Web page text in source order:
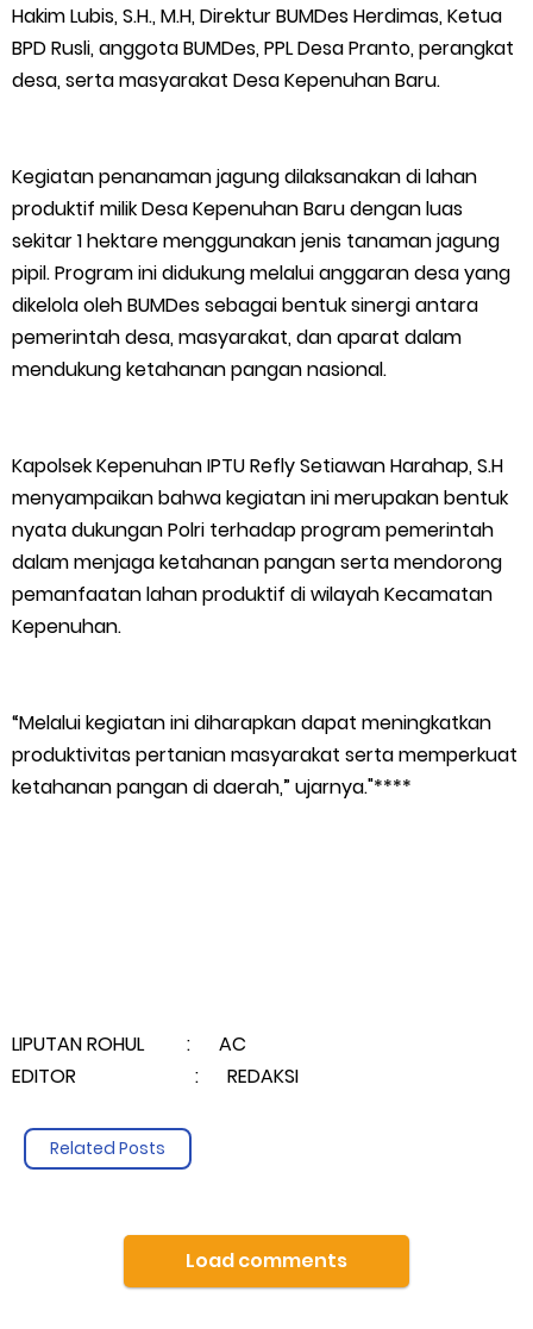
Bidang Ekonomi, Pendidikan, dan Pariwisata
Bencana Terus Mengancam, Pembangunan Jalan Tol
Green Policing Goes to School, Ketua Bhayangkari Cabang
Kepulauan Meranti, Edukasi Anak TK Selamatkan Mangrove
dan Gambut
Kapolres Kep. Meranti Besuk Tokoh Masyarakat H. Katan di
Polsek Sabak Auh Bersama UPTD Pertanian Siapkan Lahan
Jagung 1,5 Hektare, Dukung Ketahanan Pangan
Kepulauan Meranti Sambut Kapolres Baru dan Tamu Melaka
Polsek Kawasan Pelabuhan Tembilahan Perkuat Ketahanan
Pangan Lewat Pendampingan Budidaya Jagung
Hakim Lubis, S.H., M.H, Direktur BUMDes Herdimas, Ketua
BPD Rusli, anggota BUMDes, PPL Desa Pranto, perangkat
desa, serta masyarakat Desa Kepenuhan Baru.
Kegiatan penanaman jagung dilaksanakan di lahan
produktif milik Desa Kepenuhan Baru dengan luas
sekitar 1 hektare menggunakan jenis tanaman jagung
pipil. Program ini didukung melalui anggaran desa yang
dikelola oleh BUMDes sebagai bentuk sinergi antara
pemerintah desa, masyarakat, dan aparat dalam
mendukung ketahanan pangan nasional.
Kapolsek Kepenuhan IPTU Refly Setiawan Harahap, S.H
menyampaikan bahwa kegiatan ini merupakan bentuk
nyata dukungan Polri terhadap program pemerintah
dalam menjaga ketahanan pangan serta mendorong
pemanfaatan lahan produktif di wilayah Kecamatan
Kepenuhan.
“Melalui kegiatan ini diharapkan dapat meningkatkan
produktivitas pertanian masyarakat serta memperkuat
ketahanan pangan di daerah,” ujarnya."****
LIPUTAN ROHUL : AC
EDITOR : REDAKSI
Related Posts
Load comments